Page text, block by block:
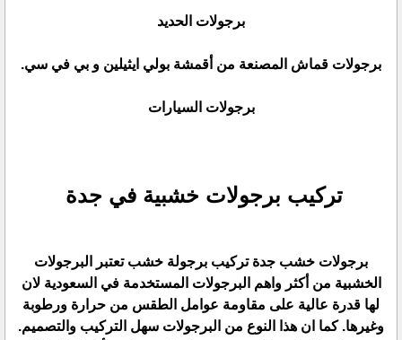
برجولات الحديد
برجولات قماش المصنعة من أقمشة بولي ايثيلين و بي في سي.
برجولات السيارات
تركيب برجولات خشبية في جدة
برجولات خشب جدة تركيب برجولة خشب تعتبر البرجولات
الخشبية من أكثر واهم البرجولات المستخدمة في السعودية لان
لها قدرة عالية على مقاومة عوامل الطقس من حرارة ورطوبة
وغيرها. كما ان هذا النوع من البرجولات سهل التركيب والتصميم.